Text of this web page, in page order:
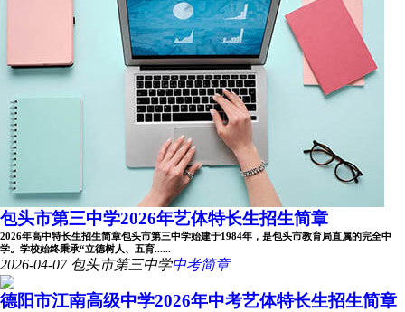
包头市第三中学2026年艺体特长生招生简章
2026年高中特长生招生简章包头市第三中学始建于1984年，是包头市教育局直属的完全中
学。学校始终秉承“立德树人、五育......
2026-04-07 包头市第三中学中考简章
德阳市江南高级中学2026年中考艺体特长生招生简章